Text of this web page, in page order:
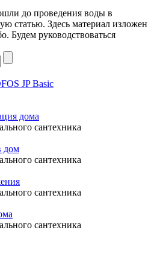
до проведения воды в
статью. Здесь материал изложен
Будем руководствоваться
JP Basic
дома
сантехника
дом
сантехника
сантехника
сантехника